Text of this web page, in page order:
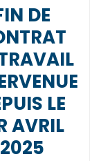
DE
LE
AVRIL
2025